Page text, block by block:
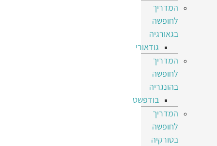
המדריך
לחופשה
בגאורגיה
גודאורי
המדריך
לחופשה
בהונגריה
בודפשט
המדריך
לחופשה
בטורקיה